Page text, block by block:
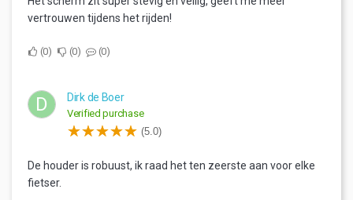
vertrouwen tijdens het rijden!
0 0 0
D Dirk de Boer
Verified purchase
(5.0)
De houder is robuust, ik raad het ten zeerste aan voor elke
fietser.